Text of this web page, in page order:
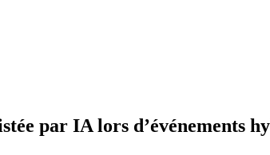
par IA lors d’événements